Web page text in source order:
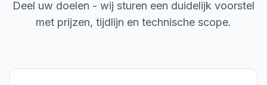
Deel uw doelen - wij sturen een duidelijk voorstel
met prijzen, tijdlijn en technische scope.